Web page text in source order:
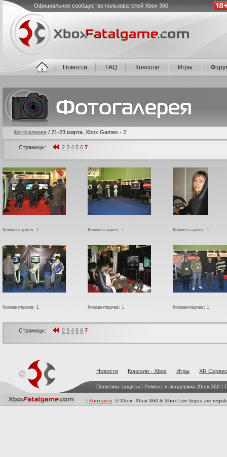
Официальное сообщество пользователей Xbox 360
Новости FAQ Консоли Игры
Фотогалерея / 21-23 марта. Xbox Games - 2
Страницы: 2 3 4 5 6 7
Комментариев: 1 Комментариев: 1 Комментариев: 1
Комментариев: 1 Комментариев: 1 Комментариев: 1
Страницы: 2 3 4 5 6 7
Новости Консоли - Xbox Игры XR
Политика защиты | Ремонт и поддержка Xbox 360 |
| Контакты © Xbox, Xbox 360 & Xbox Live logos are